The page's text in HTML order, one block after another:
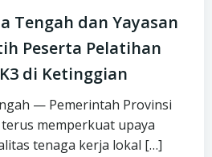
Tengah dan Yayasan
Peserta Pelatihan
di Ketinggian
— Pemerintah Provinsi
memperkuat upaya
tenaga kerja lokal […]